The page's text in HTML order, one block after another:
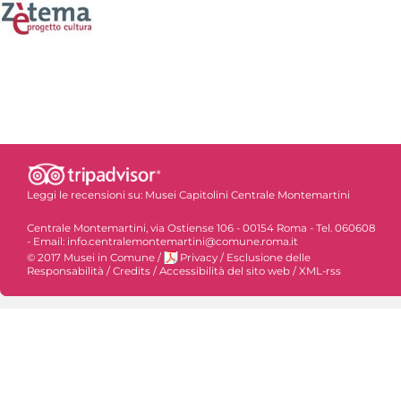
Leggi le recensioni su: Musei Capitolini Centrale Montemartini
Centrale Montemartini, via Ostiense 106 - 00154 Roma - Tel. 060608
- Email: info.centralemontemartini@comune.roma.it
© 2017 Musei in Comune / Privacy / Esclusione delle
Responsabilità / Credits / Accessibilità del sito web / XML-rss